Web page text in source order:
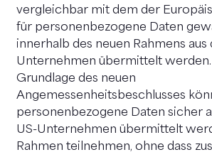
vergleichbar mit dem der
für personenbezogene Daten
innerhalb des neuen Rahmens aus
Unternehmen übermittelt
Grundlage des neuen
Angemessenheitsbeschlusses
personenbezogene Daten sicher
US-Unternehmen übermittelt
Rahmen teilnehmen, ohne dass